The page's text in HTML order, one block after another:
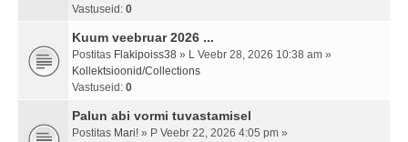
Vastuseid: 0
Kuum veebruar 2026 ...
Postitas Flakipoiss38 » L Veebr 28, 2026 10:38 am »
Kollektsioonid/Collections
Vastuseid: 0
Palun abi vormi tuvastamisel
Postitas Mari! » P Veebr 22, 2026 4:05 pm »